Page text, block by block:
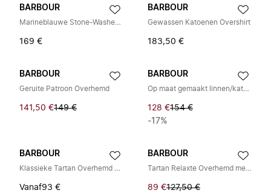
BARBOUR
Marineblauwe Stone-Washed Overshirt met Zakken
169 €
BARBOUR
Gewassen Katoenen Overshirt
183,50 €
BARBOUR
Geruite Patroon Overhemd
141,50 €149 €
BARBOUR
Op maat gemaakt linnen/katoenen overhemd met zak
128 €154 €
-17%
BARBOUR
Klassieke Tartan Overhemd met Lange Mouwen
Vanaf93 €
BARBOUR
Tartan Relaxte Overhemd met Lange Mouwen
89 €127,50 €